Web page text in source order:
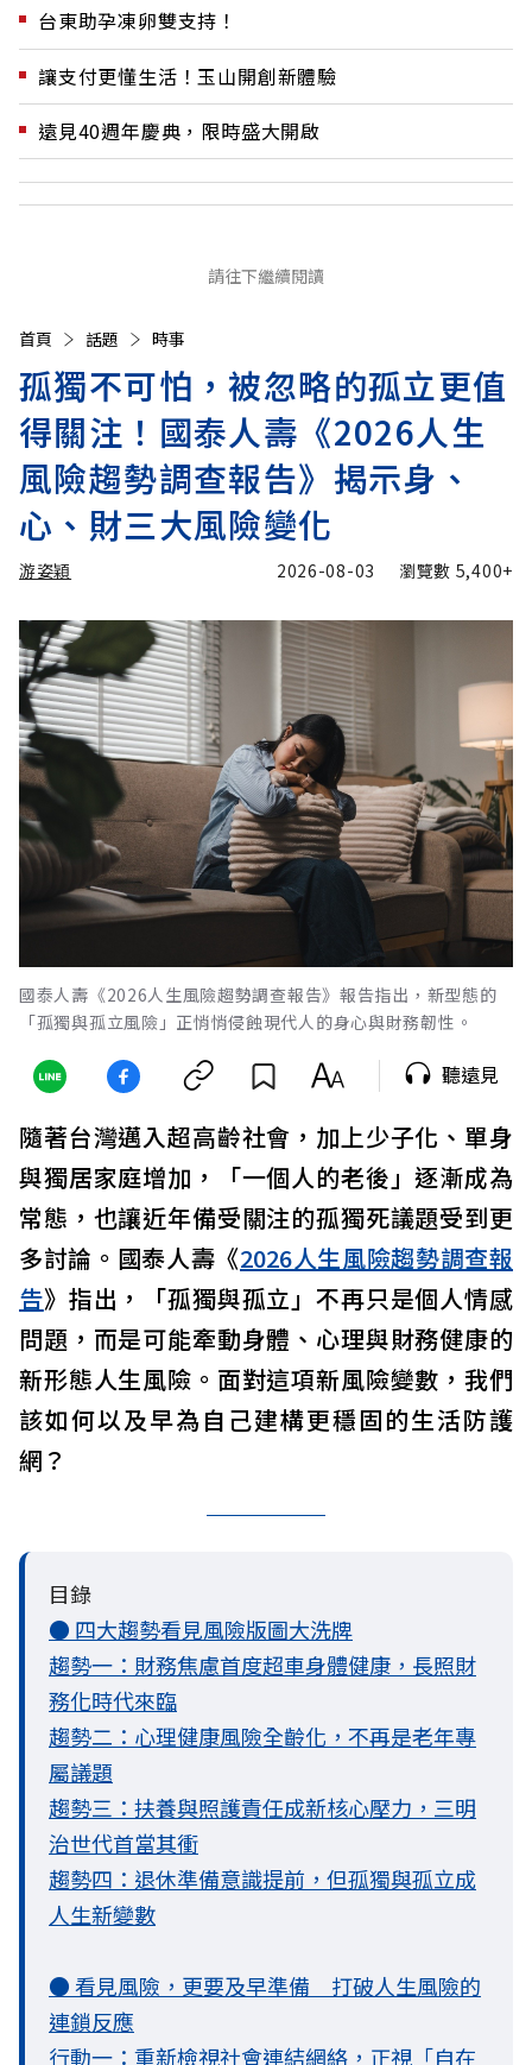
台東助孕凍卵雙支持！
讓支付更懂生活！玉山開創新體驗
遠見40週年慶典，限時盛大開啟
請往下繼續閱讀
首頁 話題 時事
孤獨不可怕，被忽略的孤立更值
得關注！國泰人壽《2026人生
風險趨勢調查報告》揭示身、
心、財三大風險變化
游姿穎 2026-08-03 瀏覽數 5,400+
國泰人壽《2026人生風險趨勢調查報告》報告指出，新型態的
「孤獨與孤立風險」正悄悄侵蝕現代人的身心與財務韌性。
聽遠見
隨著台灣邁入超高齡社會，加上少子化、單身
與獨居家庭增加，「一個人的老後」逐漸成為
常態，也讓近年備受關注的孤獨死議題受到更
多討論。國泰人壽《2026人生風險趨勢調查報
告》指出，「孤獨與孤立」不再只是個人情感
問題，而是可能牽動身體、心理與財務健康的
新形態人生風險。面對這項新風險變數，我們
該如何以及早為自己建構更穩固的生活防護
網？
目錄
● 四大趨勢看見風險版圖大洗牌
趨勢一：財務焦慮首度超車身體健康，長照財
務化時代來臨
趨勢二：心理健康風險全齡化，不再是老年專
屬議題
趨勢三：扶養與照護責任成新核心壓力，三明
治世代首當其衝
趨勢四：退休準備意識提前，但孤獨與孤立成
人生新變數
● 看見風險，更要及早準備 打破人生風險的
連鎖反應
行動一：重新檢視社會連結網絡，正視「自在